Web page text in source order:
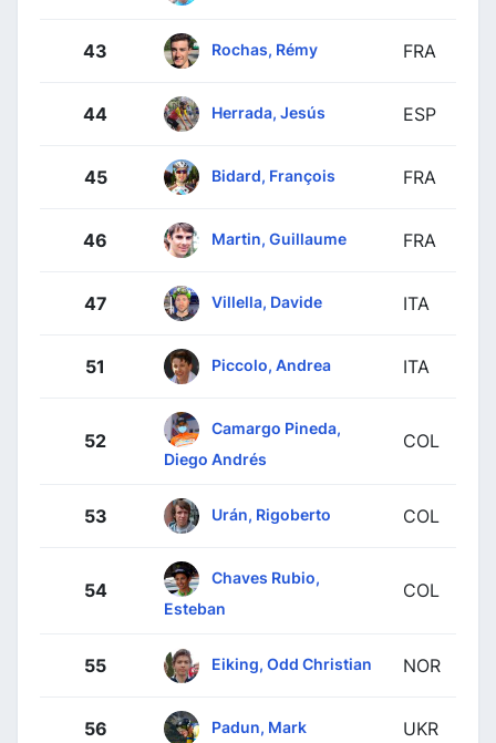
43 Rochas, Rémy FRA
44 Herrada, Jesús ESP
45 Bidard, François FRA
46 Martin, Guillaume FRA
47 Villella, Davide ITA
51 Piccolo, Andrea ITA
52
Camargo Pineda,
Diego Andrés
COL
53 Urán, Rigoberto COL
54
Chaves Rubio,
Esteban
COL
55 Eiking, Odd Christian NOR
56 Padun, Mark UKR